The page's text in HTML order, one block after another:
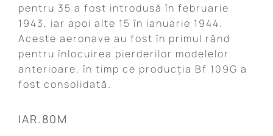
pentru 35 a fost introdusă în februarie
1943, iar apoi alte 15 în ianuarie 1944.
Aceste aeronave au fost în primul rând
pentru înlocuirea pierderilor modelelor
anterioare, în timp ce producția Bf 109G a
fost consolidată.
IAR.80M